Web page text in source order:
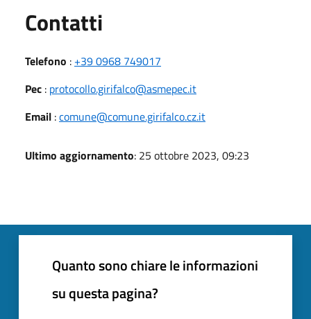
Contatti
Telefono : +39 0968 749017
Pec : protocollo.girifalco@asmepec.it
Email :comune@comune.girifalco.cz.it
Ultimo aggiornamento: 25 ottobre 2023, 09:23
Quanto sono chiare le informazioni
su questa pagina?